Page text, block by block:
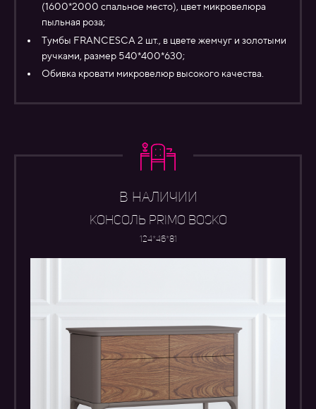
(1600*2000 спальное место), цвет микровелюра
пыльная роза;
Тумбы FRANCESCA 2 шт., в цвете жемчуг и золотыми
ручками, размер 540*400*630;
Обивка кровати микровелюр высокого качества.
В НАЛИЧИИ
КОНСОЛЬ PRIMO BOSKO
124*46*81